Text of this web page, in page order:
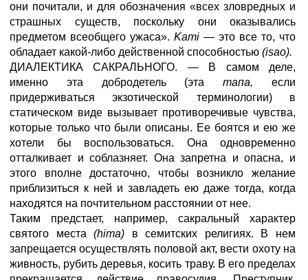
они почитали, и для обозначения «всех зловредных и
страшных существ, поскольку они оказывались
предметом всеобщего ужаса». Kami — это все то, что
обладает какой-либо действенной способностью (isao).
ДИАЛЕКТИКА САКРАЛЬНОГО. — В самом деле,
именно эта добродетель (этатапа,если
придерживаться экзотической терминологии) в
статическом виде вызывает противоречивые чувства,
которые только что были описаны. Ее боятся и ею же
хотели бы воспользоваться. Она одновременно
отталкивает и соблазняет. Она запретна и опасна, и
этого вполне достаточно, чтобы возникло желание
приблизиться к ней и завладеть ею даже тогда, когда
находятся на почтительном расстоянии от нее.
Таким предстает, например, сакральный характер
святого места(hima) в семитских религиях. В нем
запрещается осуществлять половой акт, вести охоту на
живность, рубить деревья, косить траву. В его пределах